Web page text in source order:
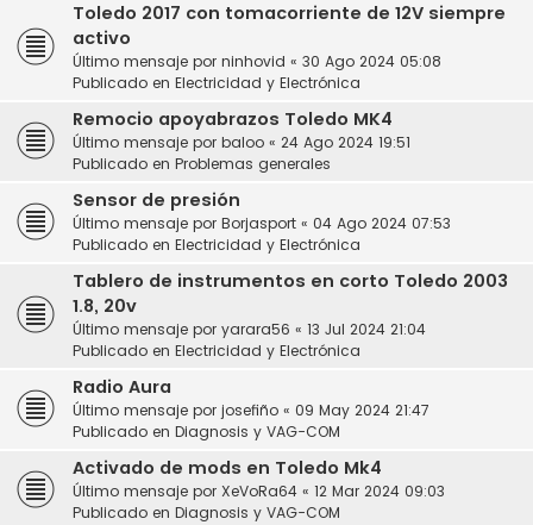
Toledo 2017 con tomacorriente de 12V siempre
activo
Último mensaje por ninhovid « 30 Ago 2024 05:08
Publicado en Electricidad y Electrónica
Remocio apoyabrazos Toledo MK4
Último mensaje por baloo « 24 Ago 2024 19:51
Publicado en Problemas generales
Sensor de presión
Último mensaje por Borjasport « 04 Ago 2024 07:53
Publicado en Electricidad y Electrónica
Tablero de instrumentos en corto Toledo 2003
1.8, 20v
Último mensaje por yarara56 « 13 Jul 2024 21:04
Publicado en Electricidad y Electrónica
Radio Aura
Último mensaje por josefiño « 09 May 2024 21:47
Publicado en Diagnosis y VAG-COM
Activado de mods en Toledo Mk4
Último mensaje por XeVoRa64 « 12 Mar 2024 09:03
Publicado en Diagnosis y VAG-COM